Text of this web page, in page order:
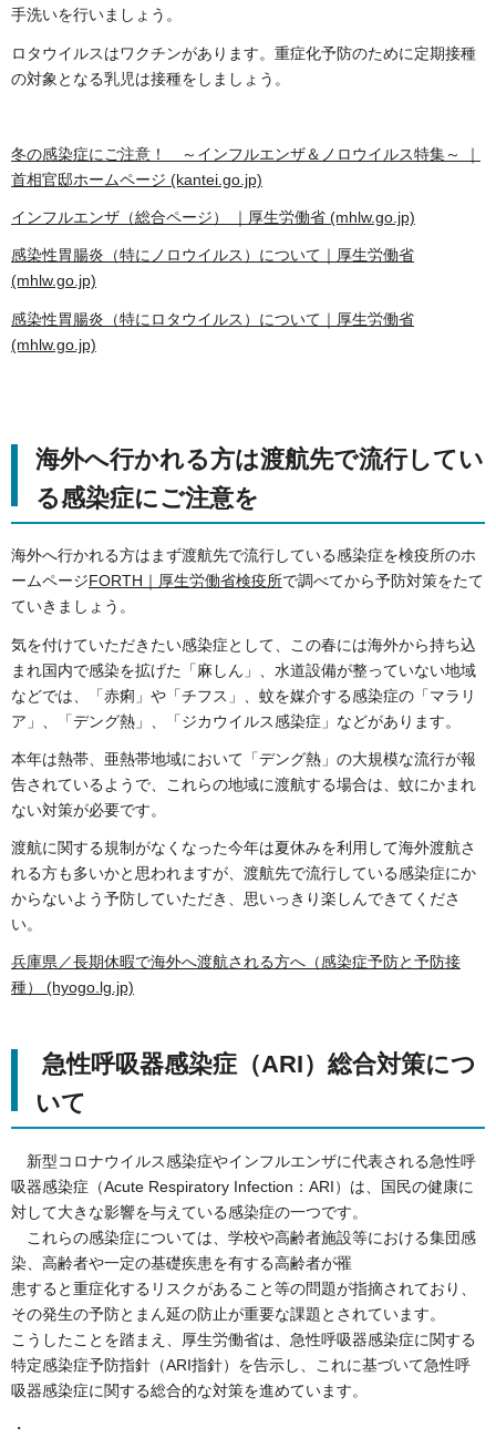
手洗いを行いましょう。
ロタウイルスはワクチンがあります。重症化予防のために定期接種
の対象となる乳児は接種をしましょう。
冬の感染症にご注意！ ～インフルエンザ＆ノロウイルス特集～ ｜
首相官邸ホームページ (kantei.go.jp)
インフルエンザ（総合ページ） ｜厚生労働省 (mhlw.go.jp)
感染性胃腸炎（特にノロウイルス）について｜厚生労働省
(mhlw.go.jp)
感染性胃腸炎（特にロタウイルス）について｜厚生労働省
(mhlw.go.jp)
海外へ行かれる方は渡航先で流行してい
る感染症にご注意を
海外へ行かれる方はまず渡航先で流行している感染症を検疫所のホ
ームページFORTH｜厚生労働省検疫所で調べてから予防対策をたて
ていきましょう。
気を付けていただきたい感染症として、この春には海外から持ち込
まれ国内で感染を拡げた「麻しん」、水道設備が整っていない地域
などでは、「赤痢」や「チフス」、蚊を媒介する感染症の「マラリ
ア」、「デング熱」、「ジカウイルス感染症」などがあります。
本年は熱帯、亜熱帯地域において「デング熱」の大規模な流行が報
告されているようで、これらの地域に渡航する場合は、蚊にかまれ
ない対策が必要です。
渡航に関する規制がなくなった今年は夏休みを利用して海外渡航さ
れる方も多いかと思われますが、渡航先で流行している感染症にか
からないよう予防していただき、思いっきり楽しんできてくださ
い。
兵庫県／長期休暇で海外へ渡航される方へ（感染症予防と予防接
種） (hyogo.lg.jp)
急性呼吸器感染症（ARI）総合対策につ
いて
新型コロナウイルス感染症やインフルエンザに代表される急性呼
吸器感染症（Acute Respiratory Infection：ARI）は、国民の健康に
対して大きな影響を与えている感染症の一つです。
これらの感染症については、学校や高齢者施設等における集団感
染、高齢者や一定の基礎疾患を有する高齢者が罹
患すると重症化するリスクがあること等の問題が指摘されており、
その発生の予防とまん延の防止が重要な課題とされています。
こうしたことを踏まえ、厚生労働省は、急性呼吸器感染症に関する
特定感染症予防指針（ARI指針）を告示し、これに基づいて急性呼
吸器感染症に関する総合的な対策を進めています。
・